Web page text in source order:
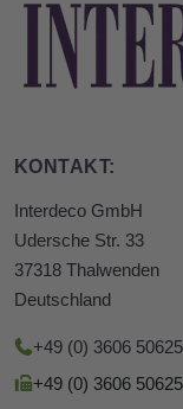
KONTAKT:
Interdeco GmbH
Udersche Str. 33
37318 Thalwenden
Deutschland
+49 (0) 3606
+49 (0) 3606